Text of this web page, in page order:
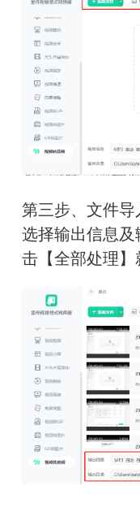
第三步、文件
选择输出信息
击【全部处理】